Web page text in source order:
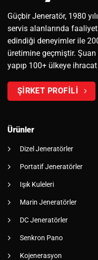
Güçbir Jeneratör, 1980
servis alanlarında
edindiği deneyimler ile
üretimine geçmiştir.
yapıp 100+ ülkeye
ŞİRKET PROFİLİ
Ürünler
Dizel Jeneratörler
Portatif Jeneratörler
Işık Kuleleri
Marin Jeneratörler
DC Jeneratörler
Senkron Pano
Kojenerasyon